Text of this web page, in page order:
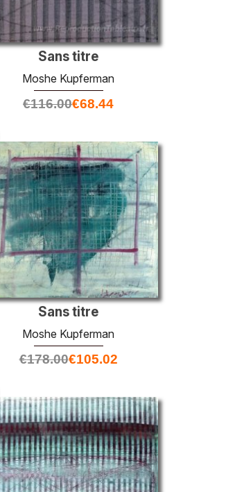
Sans titre
Moshe Kupferman
€116.00€68.44
Sans titre
Moshe Kupferman
€178.00€105.02